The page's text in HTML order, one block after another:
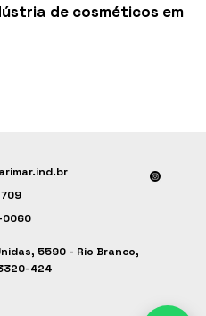
de cosméticos em
0060
5590 - Rio Branco,
424